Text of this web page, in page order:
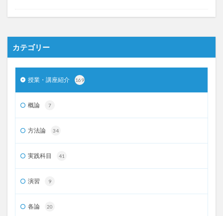
カテゴリー
授業・講座紹介 169
概論 7
方法論 34
実践科目 41
演習 9
各論 20